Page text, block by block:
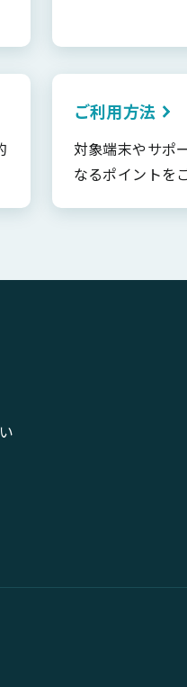
ご利用方法
対象端末やサポ
なるポイントを